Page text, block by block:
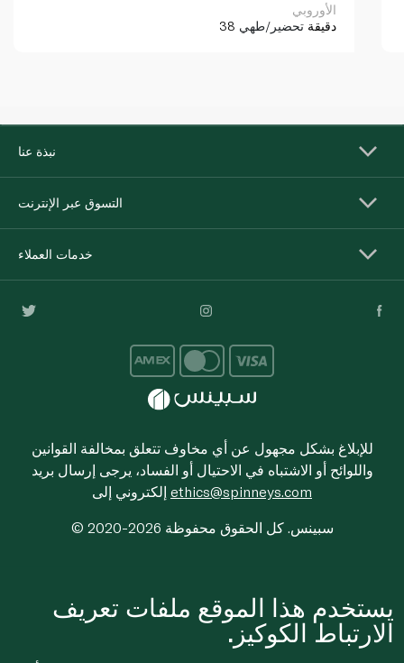
الأوروبي
38 دقيقة تحضير/طهي
نبذة عنا
التسوق عبر الإنترنت
خدمات العملاء
للإبلاغ بشكل مجهول عن أي مخاوف تتعلق بمخالفة القوانين
واللوائح أو الاشتباه في الاحتيال أو الفساد، يرجى إرسال بريد
ethics@spinneys.com
© 2020-2026 سبينس. كل الحقوق محفوظة
يستخدم هذا الموقع ملفات تعريف
الارتباط الكوكيز.